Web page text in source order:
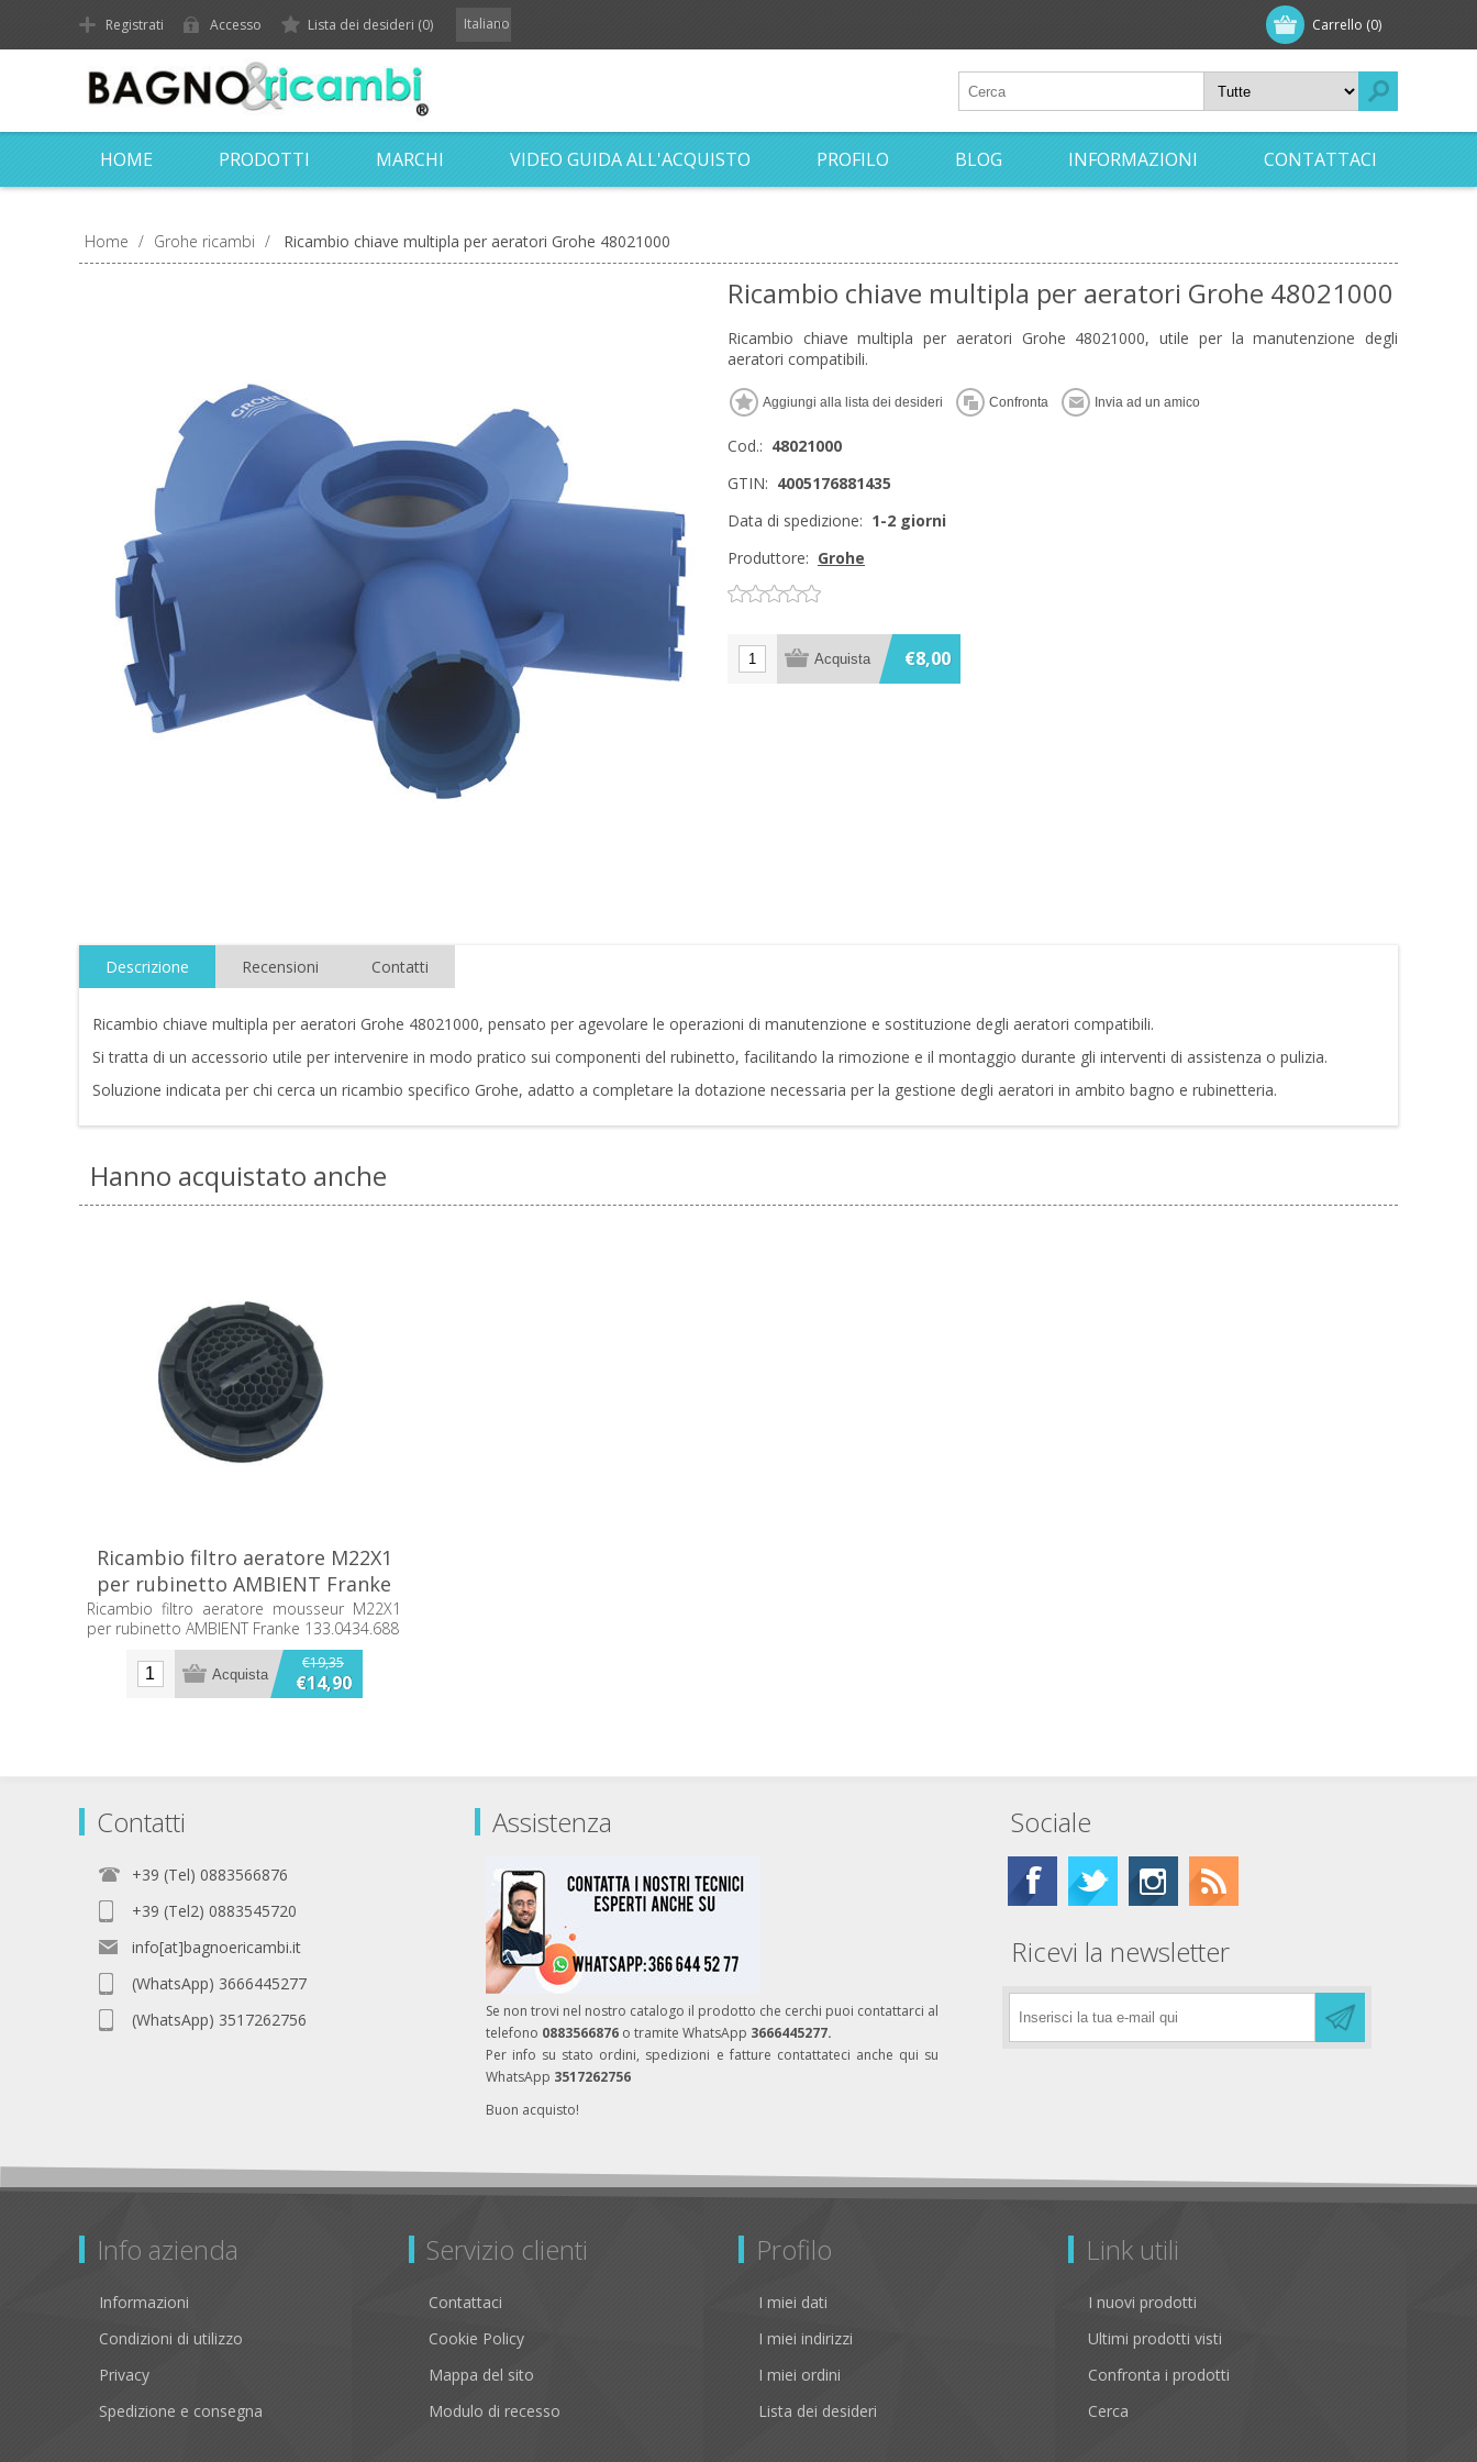
Carrello (0)
Registrati Accesso Lista dei desideri (0) Italiano
HOME PRODOTTI MARCHI VIDEO GUIDA ALL'ACQUISTO PROFILO BLOG INFORMAZIONI CONTATTACI
Home / Grohe ricambi / Ricambio chiave multipla per aeratori Grohe 48021000
Ricambio chiave multipla per aeratori Grohe 48021000
Ricambio chiave multipla per aeratori Grohe 48021000, utile per la manutenzione degli
aeratori compatibili.
Cod.: 48021000
GTIN: 4005176881435
Data di spedizione: 1-2 giorni
Produttore: Grohe
€8,00
Descrizione Recensioni Contatti
Ricambio chiave multipla per aeratori Grohe 48021000, pensato per agevolare le operazioni di manutenzione e sostituzione degli aeratori compatibili.
Si tratta di un accessorio utile per intervenire in modo pratico sui componenti del rubinetto, facilitando la rimozione e il montaggio durante gli interventi di assistenza o pulizia.
Soluzione indicata per chi cerca un ricambio specifico Grohe, adatto a completare la dotazione necessaria per la gestione degli aeratori in ambito bagno e rubinetteria.
Hanno acquistato anche
Ricambio filtro aeratore M22X1
per rubinetto AMBIENT Franke
133.0434.688
Ricambio filtro aeratore mousseur M22X1
per rubinetto AMBIENT Franke 133.0434.688
€19,35
€14,90
Contatti
+39 (Tel) 0883566876
+39 (Tel2) 0883545720
info[at]bagnoericambi.it
(WhatsApp) 3666445277
(WhatsApp) 3517262756
Assistenza
Se non trovi nel nostro catalogo il prodotto che cerchi puoi contattarci al
telefono 0883566876 o tramite WhatsApp 3666445277.
Per info su stato ordini, spedizioni e fatture contattateci anche qui su
WhatsApp 3517262756
Buon acquisto!
Sociale
Ricevi la newsletter
Info azienda
Informazioni
Condizioni di utilizzo
Privacy
Spedizione e consegna
Servizio clienti
Contattaci
Cookie Policy
Mappa del sito
Modulo di recesso
Profilo
I miei dati
I miei indirizzi
I miei ordini
Lista dei desideri
Link utili
I nuovi prodotti
Ultimi prodotti visti
Confronta i prodotti
Cerca